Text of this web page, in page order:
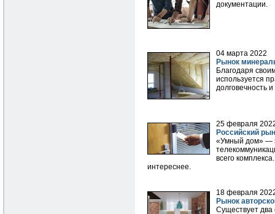
документации.
04 марта 2022
Рынок
Благодаря
используется
долговечность
25 февраля
Российский
«Умный дом» —
всего
интереснее.
18 февраля
Рынок
Существует два